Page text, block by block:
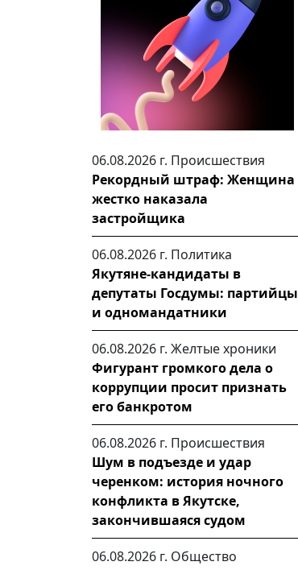
06.08.2026 г. Происшествия
Рекордный штраф: Женщина
жестко наказала
застройщика
06.08.2026 г. Политика
Якутяне-кандидаты в
депутаты Госдумы: партийцы
и одномандатники
06.08.2026 г. Желтые хроники
Фигурант громкого дела о
коррупции просит признать
его банкротом
06.08.2026 г. Происшествия
Шум в подъезде и удар
черенком: история ночного
конфликта в Якутске,
закончившаяся судом
06.08.2026 г. Общество